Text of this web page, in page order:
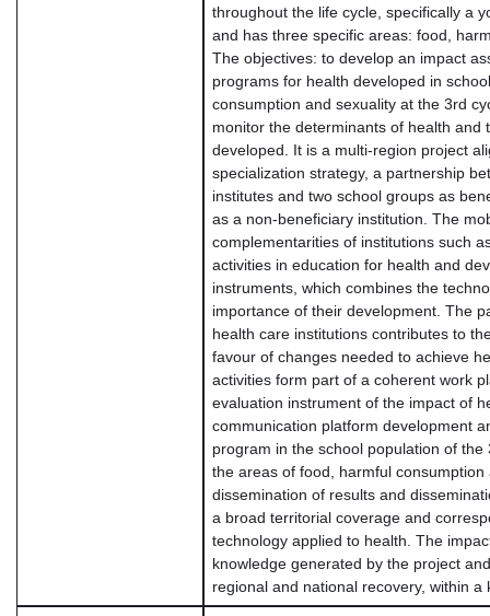
throughout the life cycle, specifically a
and has three specific areas: food,
The objectives: to develop an impact
programs for health developed in
consumption and sexuality at the 3rd
monitor the determinants of health and
developed. It is a multi-region project
specialization strategy, a partnership
institutes and two school groups as
as a non-beneficiary institution. The
complementarities of institutions such
activities in education for health and
instruments, which combines the
importance of their development. The
health care institutions contributes to
favour of changes needed to achieve
activities form part of a coherent work
evaluation instrument of the impact of
communication platform development
program in the school population of
the areas of food, harmful
dissemination of results and
a broad territorial coverage and
technology applied to health. The
knowledge generated by the project
regional and national recovery, within a